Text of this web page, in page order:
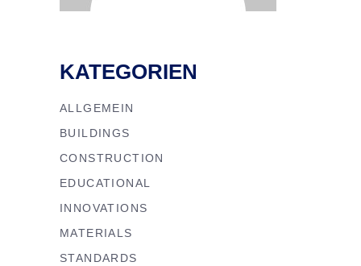
KATEGORIEN
ALLGEMEIN
BUILDINGS
CONSTRUCTION
EDUCATIONAL
INNOVATIONS
MATERIALS
STANDARDS